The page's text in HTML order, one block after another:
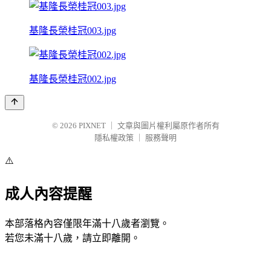
基隆長榮桂冠003.jpg
基隆長榮桂冠002.jpg
© 2026 PIXNET
文章與圖片權利屬原作者所有
隱私權政策
服務聲明
⚠️
成人內容提醒
本部落格內容僅限年滿十八歲者瀏覽。
若您未滿十八歲，請立即離開。